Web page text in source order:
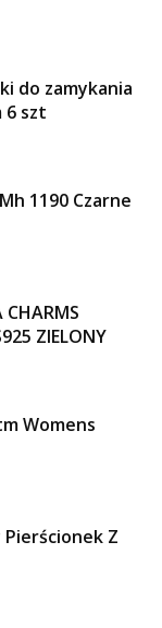
do zamykania
6 szt
1190 Czarne
CHARMS
ZIELONY
Womens
Pierścionek Z